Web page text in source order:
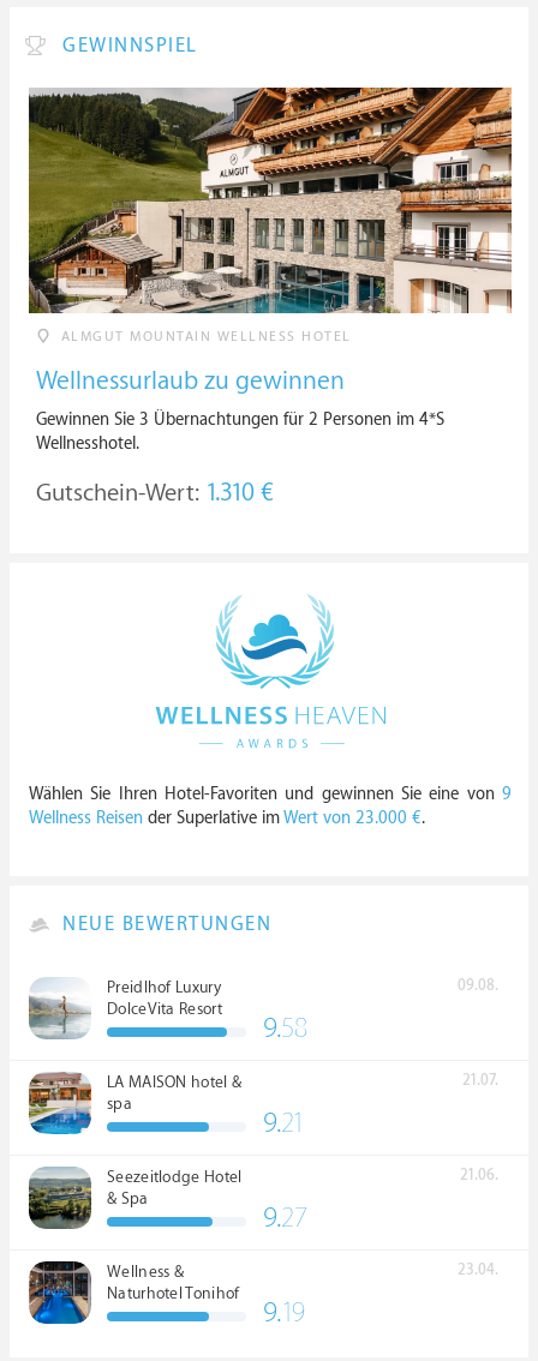
GEWINNSPIEL
ALMGUT MOUNTAIN WELLNESS HOTEL
Wellnessurlaub zu gewinnen
Gewinnen Sie 3 Übernachtungen für 2 Personen im 4*S
Wellnesshotel.
Gutschein-Wert: 1.310 €
Wählen Sie Ihren Hotel-Favoriten und gewinnen Sie eine von 9
Wellness Reisen der Superlative imWert von 23.000 €.
NEUE BEWERTUNGEN
Preidlhof Luxury
DolceVita Resort
*****
09.08.
9.58
LA MAISON hotel &
spa
21.07.
9.21
Seezeitlodge Hotel
& Spa
21.06.
9.27
Wellness &
Naturhotel Tonihof
****S
23.04.
9.19